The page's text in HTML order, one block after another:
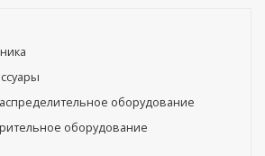
оборудование
оборудование